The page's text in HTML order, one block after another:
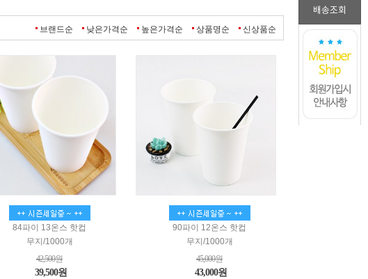
배송조회
브랜드순 낮은가격순 높은가격순 상품명순 신상품순
84파이 13온스 핫컵
무지/1000개
42,500원
39,500원
90파이 12온스 핫컵
무지/1000개
45,000원
43,000원